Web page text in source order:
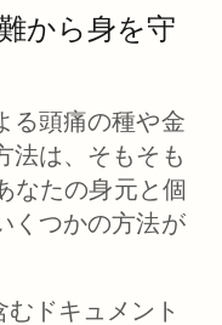
から身を守
る頭痛の種や金
法は、そもそも
なたの身元と個
くつかの方法が
ドキュメント